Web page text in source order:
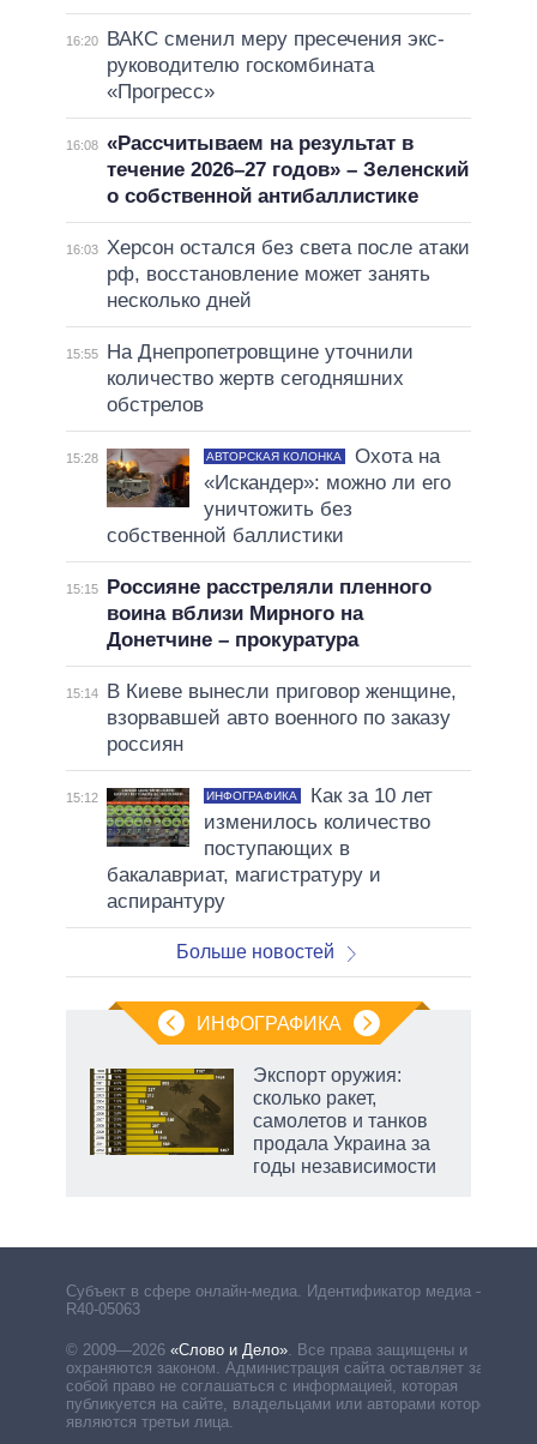
16:20
ВАКС сменил меру пресечения экс-
руководителю госкомбината
«Прогресс»
16:08 «Рассчитываем на результат в
течение 2026–27 годов» – Зеленский
о собственной антибаллистике
16:03 Херсон остался без света после атаки
рф, восстановление может занять
несколько дней
15:55
На Днепропетровщине уточнили
количество жертв сегодняшних
обстрелов
15:28 АВТОРСКАЯ КОЛОНКА
Охота на
«Искандер»: можно ли его
уничтожить без
собственной баллистики
15:15
Россияне расстреляли пленного
воина вблизи Мирного на
Донетчине – прокуратура
15:14
В Киеве вынесли приговор женщине,
взорвавшей авто военного по заказу
россиян
15:12 ИНФОГРАФИКА
Как за 10 лет
изменилось количество
поступающих в
бакалавриат, магистратуру и
аспирантуру
Больше новостей
ИНФОГРАФИКА
Экспорт оружия:
сколько ракет,
самолетов и танков
продала Украина за
годы независимости
Субъект в сфере онлайн-медиа. Идентификатор медиа –
R40-05063
© 2009—2026 «Слово и Дело»
Все права защищены и
охраняются законом. Администрация сайта оставляет за
собой право не соглашаться с информацией, которая
публикуется на сайте, владельцами или авторами которой
являются третьи лица.